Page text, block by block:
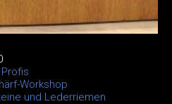
Workshop
und Lederriemen